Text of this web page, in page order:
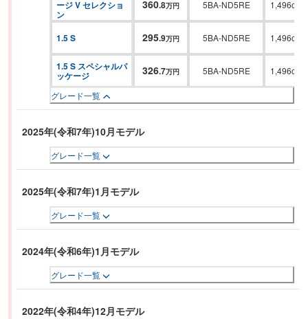
ージ V セレクショ
ン
360.8万円 5BA-ND5RE 1,496cc
1.5 S 295.9万円 5BA-ND5RE 1,496cc
1.5 S スペシャルパ
ッケージ 326.7万円 5BA-ND5RE 1,496cc
グレード一覧
2025年(令和7年)10月モデル
グレード一覧
2025年(令和7年)1月モデル
グレード一覧
2024年(令和6年)1月モデル
グレード一覧
2022年(令和4年)12月モデル